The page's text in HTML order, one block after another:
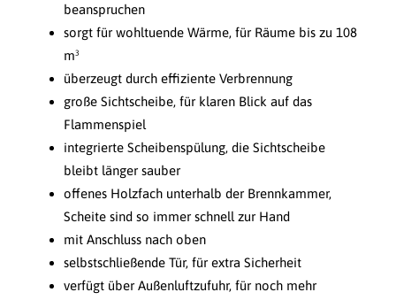
beanspruchen
sorgt für wohltuende Wärme, für Räume bis zu 108
m³
überzeugt durch effiziente Verbrennung
große Sichtscheibe, für klaren Blick auf das
Flammenspiel
integrierte Scheibenspülung, die Sichtscheibe
bleibt länger sauber
offenes Holzfach unterhalb der Brennkammer,
Scheite sind so immer schnell zur Hand
mit Anschluss nach oben
selbstschließende Tür, für extra Sicherheit
verfügt über Außenluftzufuhr, für noch mehr